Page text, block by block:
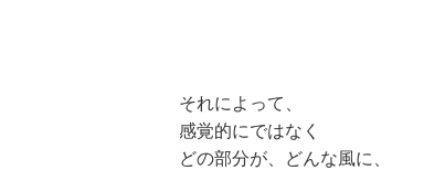
それによって、
感覚的にではなく
どの部分が、どんな風に、